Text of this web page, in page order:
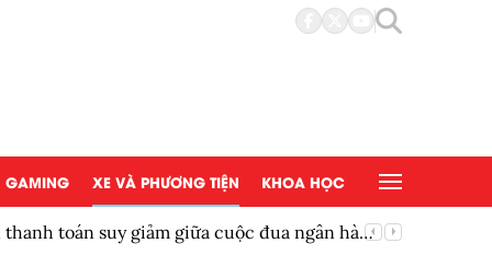
GAMING XE VÀ PHƯƠNG TIỆN KHOA HỌC
toán suy giảm giữa cuộc đua ngân hàng